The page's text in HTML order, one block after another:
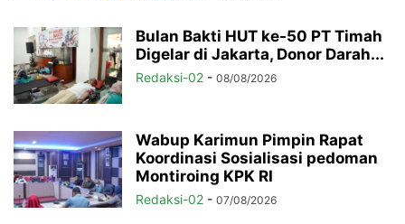
Bulan Bakti HUT ke-50 PT Timah
Digelar di Jakarta, Donor Darah...
Redaksi-02 - 08/08/2026
Wabup Karimun Pimpin Rapat
Koordinasi Sosialisasi pedoman
Montiroing KPK RI
Redaksi-02 - 07/08/2026